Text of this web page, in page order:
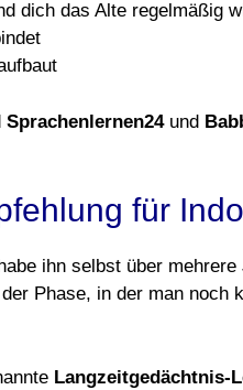
dich das Alte regelmäßig
Sprachenlernen24und
für
ihn selbst über
Phase, in der man noch
Langzeitgedächtnis-